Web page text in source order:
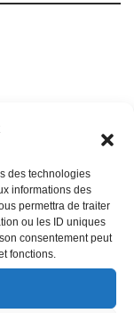
des technologies
informations des
permettra de traiter
ou les ID uniques
consentement peut
fonctions.